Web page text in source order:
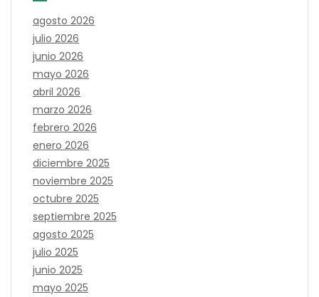
agosto 2026
julio 2026
junio 2026
mayo 2026
abril 2026
marzo 2026
febrero 2026
enero 2026
diciembre 2025
noviembre 2025
octubre 2025
septiembre 2025
agosto 2025
julio 2025
junio 2025
mayo 2025